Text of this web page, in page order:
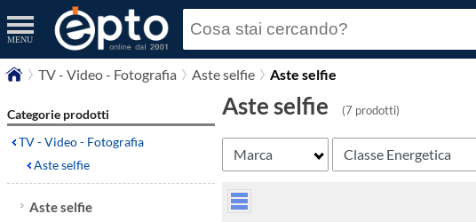
MENU
TV - Video - Fotografia Aste selfie Aste selfie
Categorie prodotti
TV - Video - Fotografia
Aste selfie
Aste selfie
Aste selfie (7 prodotti)
Marca Classe Energetica